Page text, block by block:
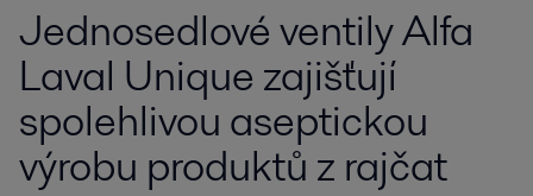
Jednosedlové ventily Alfa
Laval Unique zajišťují
spolehlivou aseptickou
výrobu produktů z rajčat